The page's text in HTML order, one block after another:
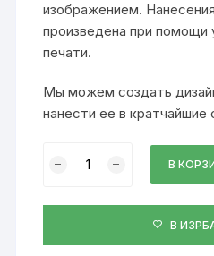
изображением.
произведена при помощи
печати.
Мы можем создать
нанести ее в кратчайшие
Хрусталь
В
В